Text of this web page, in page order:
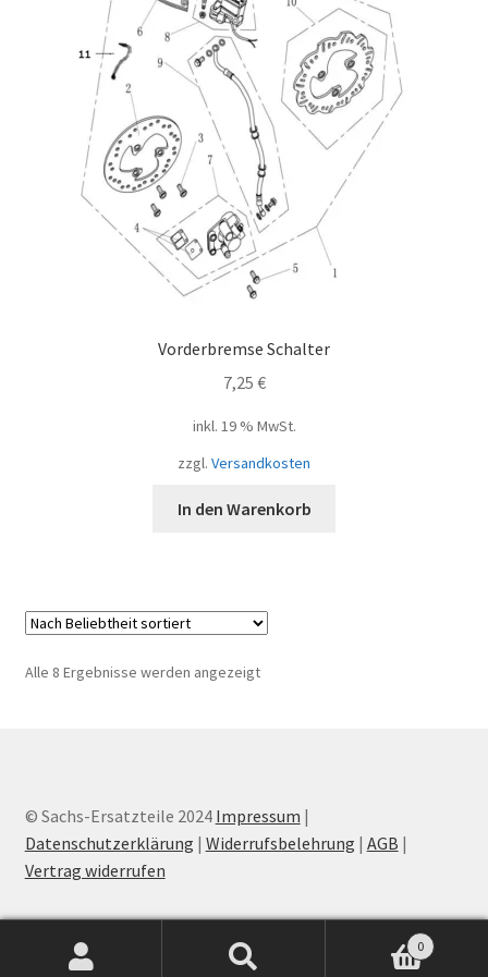
Vorderbremse Schalter
7,25 €
inkl. 19 % MwSt.
zzgl. Versandkosten
In den Warenkorb
Alle 8 Ergebnisse werden angezeigtNach
© Sachs-Ersatzteile 2024 Impressum |
Datenschutzerklärung | Widerrufsbelehrung | AGB |
Vertrag widerrufen
0